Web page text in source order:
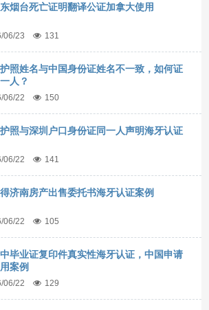
烟台死亡证明翻译公证加拿大使用
06/23 131
照姓名与中国身份证姓名不一致，如何证
人？
06/22 150
照与深圳户口身份证同一人声明海牙认证
06/22 141
济南房产出售委托书海牙认证案例
06/22 105
毕业证复印件真实性海牙认证，中国申请
案例
06/22 129